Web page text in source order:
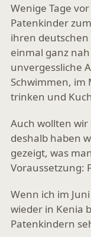
Wenige Tage
Patenkinder
ihren
einmal ganz
unvergessliche
Schwimmen, im
trinken und
Auch wollten
deshalb haben
gezeigt, was
Voraussetzung:
Wenn ich im
wieder in Kenia
Patenkindern